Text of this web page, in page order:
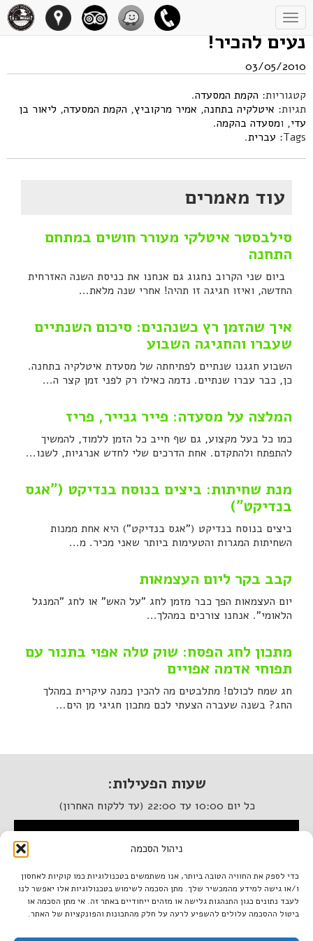
ניהול הסכמה
כדי לספק את החוויה הטובה ביותר, אנו משתמשים בטכנולוגיות כמו קוקיות לאחסון
ו/או גישה למידע מהמכשיר שלך. מתן הסכמה לשימוש בטכנולוגיות אלו יאפשר לנו
לעבד נתונים כגון התנהגות גלישה או מזהים ייחודיים באתר זה. אי מתן הסכמה או
ביטול ההסכמה עלולים להשפיע לרעה על חלק מהתכונות והפונקציות של האתר.
Toggle
navigation
נעים להכיר!
03/05/2010
קטגוריות: הקמת המסעדה.
תגיות: איטלקיה בתחנה, אמיר מרקוביץ, הקמת המסעדה, ליאור בן
עדי, ומסעדה בהקמה.
Tags: עברית.
עוד מאמרים
סילבסטר איטלקי מעורר חושים במתחם
התחנה
ביום שני הקרוב נחגוג גם אנחנו את כניסת השנה האזרחית
החדשה, ואיזו חגיגה זו תהיה! אחרי שנה מלאת...
איך שהזמן רץ כשנהנים: סיכום השנתיים
שעברו והחגיגה השבוע
השבוע חגגנו שנתיים לפתיחתה של מסעדת איטלקיה בתחנה.
כן, כבר עברו שנתיים. נדמה כאילו רק לפני זמן קצר ה...
המלצה על מסעדה: פייר גנייר, פריז
כמו כל בעל מקצוע, גם שף חייב כל הזמן ללמוד, להמשיך
להתפתח ולהתקדם. אחת הדרכים שלי לחדש אנרגיות, לשנו...
מנת שחיתות: ביצים בנוסח בנדיקט ("אגס
בנדיקט")
ביצים בנוסח בנדיקט ("אגס בנדיקט") היא אחת ממנות
השחיתות המגרות והטעימות ביותר שאני מכיר. מ...
קבב בקר ליום העצמאות
יום העצמאות הפך כבר מזמן לחג "על האש" או לחג "המנגל
הלאומי". אנחנו צורכים במהלך...
מתכון לחג הפסח: שוק טלה אפוי בתנור עם
תפוחי אדמה אפויים
חג שמח לכולם! מתלבטים מה להכין כמנה עיקרית במהלך
החג? בשנה שעברה הצעתי לכם מתכון חגיגי מן הים...
שעות הפעילות:
כל יום 10:00 עד 22:00 (עד ללקוח האחרון)
המסעדה נגישה לנכים
איטלקיה בתחנה
מתחם התחנה, תל אביב.
טל. 03-933-1922
italiantlv@gmail.com